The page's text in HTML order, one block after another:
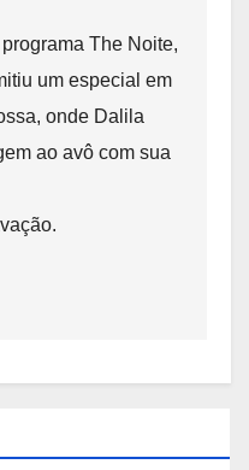
The Noite,
um especial em
onde Dalila
ao avô com sua